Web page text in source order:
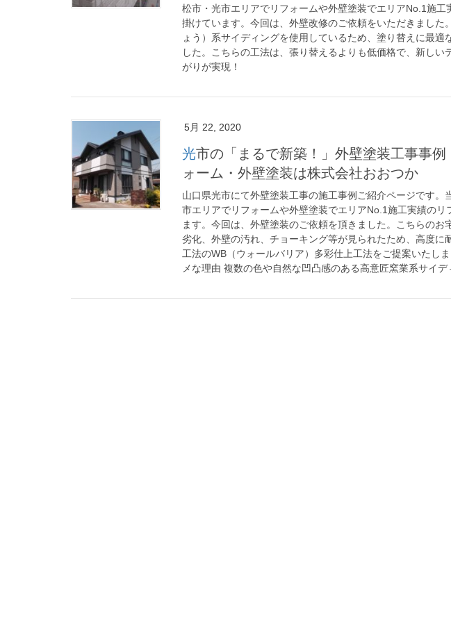
松市・光市エリアでリフォームや外壁塗装でエリアNo.1施
掛けています。今回は、外壁改修のご依頼をいただきました
ょう）系サイディングを使用しているため、塗り替えに最適
した。こちらの工法は、張り替えるよりも低価格で、新しい
がりが実現！
5月 22, 2020
光市の「まるで新築！」外壁塗装工事事例 ｜ 周南・下松・光リフ
ォーム・外壁塗装は株式会社おおつか
山口県光市にて外壁塗装工事の施工事例ご紹介ページです。
市エリアでリフォームや外壁塗装でエリアNo.1施工実績の
ます。今回は、外壁塗装のご依頼を頂きました。こちらのお
劣化、外壁の汚れ、チョーキング等が見られたため、高度に
工法のWB（ウォールバリア）多彩仕上工法をご提案いたし
メな理由 複数の色や自然な凹凸感のある高意匠窯業系サイデ